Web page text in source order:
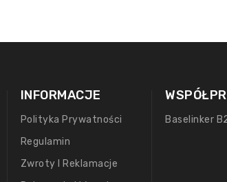
INFORMACJE
Polityka Prywatności
Regulamin
Zwroty I Reklamacje
Baselinker